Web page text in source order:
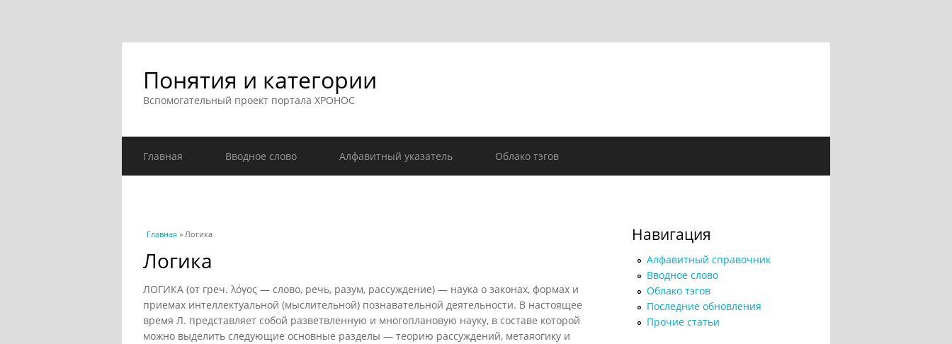
Понятия и категории
Вспомогательный проект портала ХРОНОС
Главная Вводное слово Алфавитный указатель Облако тэгов
Вы здесь
Главная » Логика
Логика
ЛОГИКА (от греч. λόγος — слово, речь, разум, рассуждение) — наука о законах, формах и
приемах интеллектуальной (мыслительной) познавательной деятельности. В настоящее
время Л. представляет собой разветвленную и многоплановую науку, в составе которой
можно выделить следующие основные разделы — теорию рассуждений, метаяогику и
Навигация
Алфавитный справочник
Вводное слово
Облако тэгов
Последние обновления
Прочие статьи